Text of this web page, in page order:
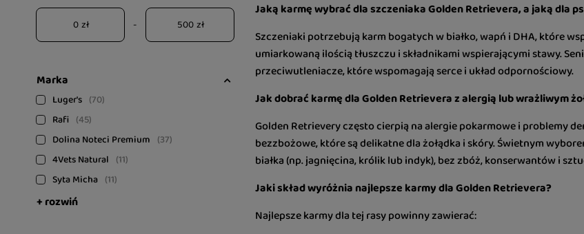
zł - zł
Marka
Luger's
70
Rafi
45
Dolina Noteci Premium
37
4Vets Natural
11
Syta Micha
11
+ rozwiń
Jaką karmę wybrać dla szczeniaka Golden Retrievera, a jaką dla
Szczeniaki potrzebują karm bogatych w białko, wapń i DHA, które
umiarkowaną ilością tłuszczu i składnikami wspierającymi stawy.
przeciwutleniacze, które wspomagają serce i układ odpornościowy.
Jak dobrać karmę dla Golden Retrievera z alergią lub wrażliwym
Golden Retrievery często cierpią na alergie pokarmowe i problemy
bezzbożowe, które są delikatne dla żołądka i skóry. Świetnym
białka (np. jagnięcina, królik lub indyk), bez zbóż, konserwantów i
Jaki skład wyróżnia najlepsze karmy dla Golden Retrievera?
Najlepsze karmy dla tej rasy powinny zawierać: